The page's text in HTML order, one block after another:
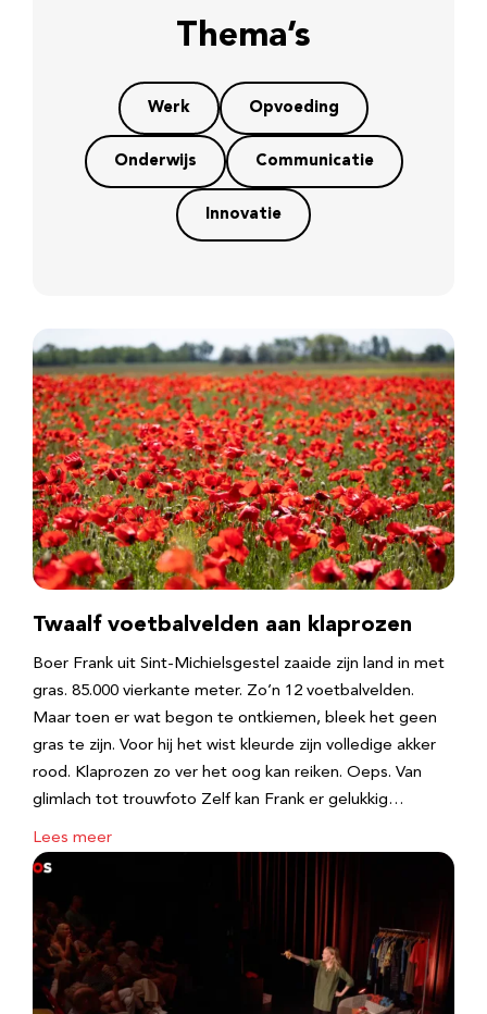
Thema’s
Werk Opvoeding
Onderwijs Communicatie
Innovatie
Twaalf voetbalvelden aan klaprozen
Boer Frank uit Sint-Michielsgestel zaaide zijn land in met
gras. 85.000 vierkante meter. Zo’n 12 voetbalvelden.
Maar toen er wat begon te ontkiemen, bleek het geen
gras te zijn. Voor hij het wist kleurde zijn volledige akker
rood. Klaprozen zo ver het oog kan reiken. Oeps. Van
glimlach tot trouwfoto Zelf kan Frank er gelukkig…
Lees meer